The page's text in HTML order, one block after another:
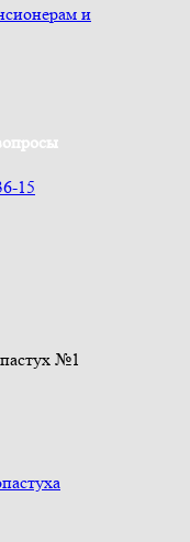
и
15
№1